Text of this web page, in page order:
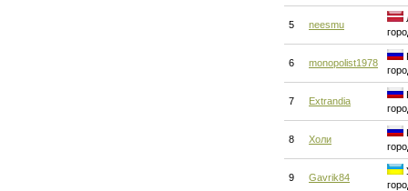
5 neesmu
6 monopolist1978
7 Extrandia
8 Холи
9 Gavrik84